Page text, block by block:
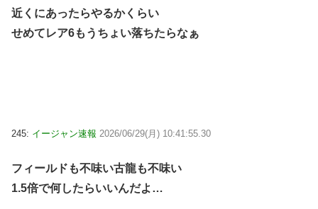
近くにあったらやるかくらい
せめてレア6もうちょい落ちたらなぁ
245: イージャン速報 2026/06/29(月) 10:41:55.30
フィールドも不味い古龍も不味い
1.5倍で何したらいいんだよ…